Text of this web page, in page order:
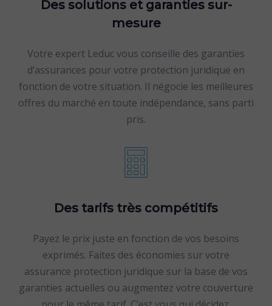
Des solutions et garanties sur-
mesure
Votre expert Leduc vous conseille des garanties
d’assurances pour votre protection juridique en
fonction de votre situation. Il négocie les meilleures
offres du marché en toute indépendance, sans parti
pris.
Des tarifs très compétitifs
Payez le prix juste en fonction de vos besoins
exprimés. Faites des économies sur votre
assurance protection juridique sur la base de vos
garanties actuelles ou augmentez votre couverture